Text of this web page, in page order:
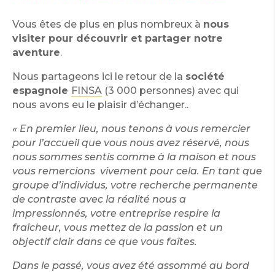
Vous êtes de plus en plus nombreux à nous
visiter pour découvrir et partager notre
aventure.
Nous partageons ici le retour de la société
espagnole FINSA (3 000 personnes) avec qui
nous avons eu le plaisir d’échanger..
« En premier lieu, nous tenons à vous remercier
pour l’accueil que vous nous avez réservé, nous
nous sommes sentis comme à la maison et nous
vous remercions vivement pour cela. En tant que
groupe d’individus, votre recherche permanente
de contraste avec la réalité nous a
impressionnés, votre entreprise respire la
fraîcheur, vous mettez de la passion et un
objectif clair dans ce que vous faîtes.
Dans le passé, vous avez été assommé au bord